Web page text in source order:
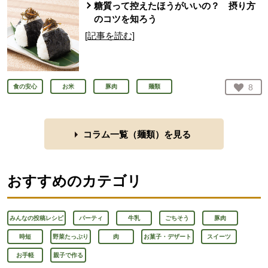
糖質って控えたほうがいいの？ 摂り方
のコツを知ろう
[記事を読む]
食の安心 お米 豚肉 麺類 お気
8
人
コラム一覧（麺類）を見る
おすすめのカテゴリ
みんなの投稿レシピ パーティ 牛乳 ごちそう 豚肉
時短 野菜たっぷり 肉 お菓子・デザート スイーツ
お手軽 親子で作る